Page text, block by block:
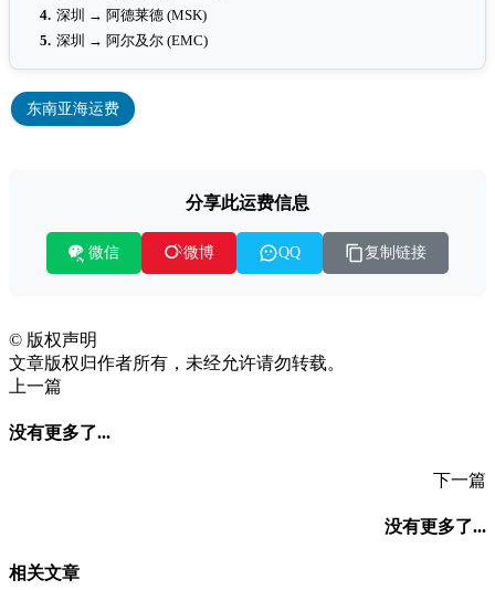
4. 深圳 → 阿德莱德 (MSK)
5. 深圳 → 阿尔及尔 (EMC)
东南亚海运费
分享此运费信息
微信 微博 QQ 复制链接
© 版权声明
文章版权归作者所有，未经允许请勿转载。
上一篇
没有更多了...
下一篇
没有更多了...
相关文章